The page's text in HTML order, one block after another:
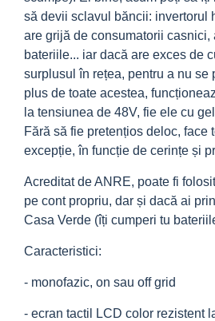
să devii sclavul băncii: invertorul
are grijă de consumatorii casnici,
bateriile... iar dacă are exces de
surplusul în rețea, pentru a nu se
plus de toate acestea,
la tensiunea de 48V, fie ele cu
Fără să fie pretențios deloc, face
excepție, în funcție de cerințe și
Acreditat de ANRE, poate fi
pe cont propriu, dar și dacă ai
Casa Verde (îți cumperi tu
Caracteristici:
- monofazic, on sau off grid
- ecran tactil LCD color rezistent